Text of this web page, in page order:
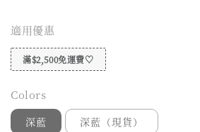
適用優惠
滿$2,500免運費♡
Colors
深藍 深藍（現貨）